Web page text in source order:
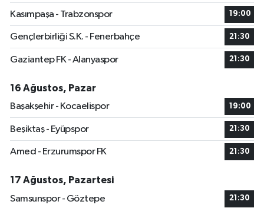
Kasımpaşa - Trabzonspor 19:00
Gençlerbirliği S.K. - Fenerbahçe 21:30
Gaziantep FK - Alanyaspor 21:30
16 Ağustos, Pazar
Başakşehir - Kocaelispor
19:00
Beşiktaş - Eyüpspor 21:30
Amed - Erzurumspor FK 21:30
17 Ağustos, Pazartesi
Samsunspor - Göztepe
21:30